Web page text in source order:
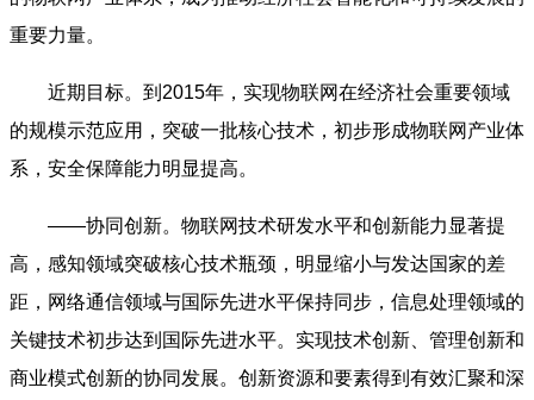
重要力量。
近期目标。到2015年，实现物联网在经济社会重要领域
的规模示范应用，突破一批核心技术，初步形成物联网产业体
系，安全保障能力明显提高。
——协同创新。物联网技术研发水平和创新能力显著提
高，感知领域突破核心技术瓶颈，明显缩小与发达国家的差
距，网络通信领域与国际先进水平保持同步，信息处理领域的
关键技术初步达到国际先进水平。实现技术创新、管理创新和
商业模式创新的协同发展。创新资源和要素得到有效汇聚和深